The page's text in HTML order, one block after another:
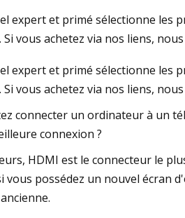
n’a pas
Jul 23, 2023
Meilleurs
expert et primé sélectionne les
Si vous achetez via nos liens,
expert et primé sélectionne les
Si vous achetez via nos liens,
connecter un ordinateur à un
connexion ?
HDMI est le connecteur le
vous possédez un nouvel écran